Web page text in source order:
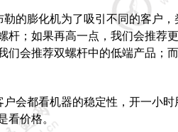
勒的膨化机为了吸引不同的客户
杆；如果再高一点，我们会推荐
们会推荐双螺杆中的低端产品；
户会都看机器的稳定性，开一小
看价格。